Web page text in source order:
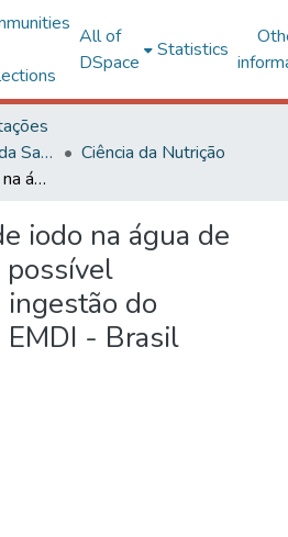
All of
DSpace
Statistics
Ciências Biológicas e da Saúde
Ciência da Nutrição
Concentração de iodo na água de consumo e sua possível contribuição na ingestão do micronutriente: EMDI - Brasil
iodo na água de
possível
ingestão do
- Brasil